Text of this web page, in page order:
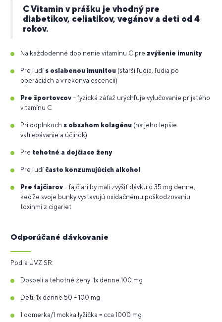
C Vitamin v prášku je vhodný pre
diabetikov, celiatikov, vegánov a deti od 4
rokov.
Na každodenné doplnenie vitamínu C pre zvýšenie imunity
Pre ľudí s oslabenou imunitou (starší ľudia, ľudia po
operáciách a v rekonvalescencii)
Pre športovcov – fyzická záťaž urýchľuje vylučovanie prijatého
vitamínu C
Pri doplnkoch s obsahom kolagénu (na jeho lepšie
vstrebávanie a účinok)
Pre tehotné a dojčiace ženy
Pre ľudí často konzumujúcich alkohol
Pre fajčiarov – fajčiari by mali zvýšiť dávku o 35 mg denne,
keďže svoje bunky vystavujú oxidačnému poškodzovaniu
toxínmi z cigariet
Odporúčané dávkovanie
Podľa ÚVZ SR:
Dospelí a tehotné ženy: 1x denne 100 mg
Deti: 1x denne 50 – 100 mg
1 odmerka/1 mokka lyžička = cca 1000 mg